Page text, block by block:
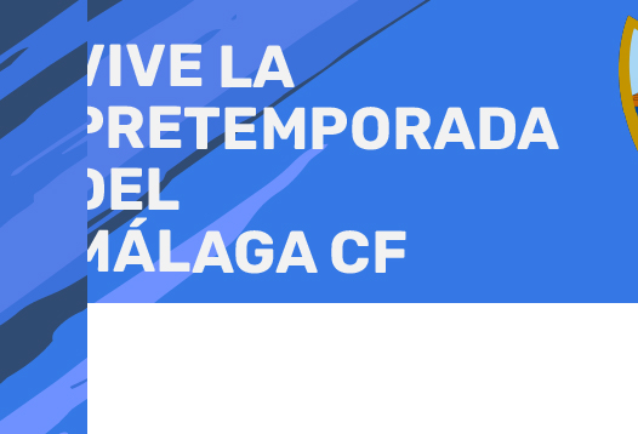
al
contenido